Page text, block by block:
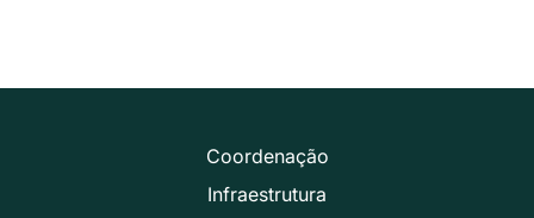
Coordenação
Infraestrutura